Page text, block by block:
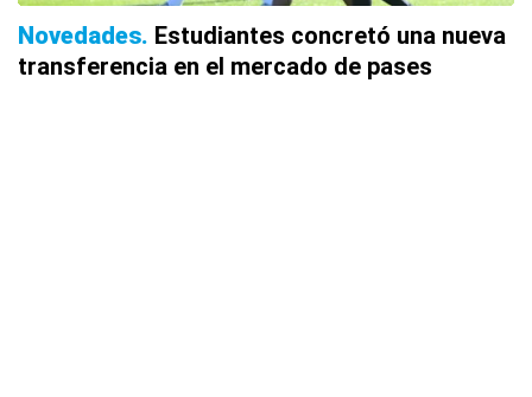
Novedades Estudiantes concretó una nueva
transferencia en el mercado de pases